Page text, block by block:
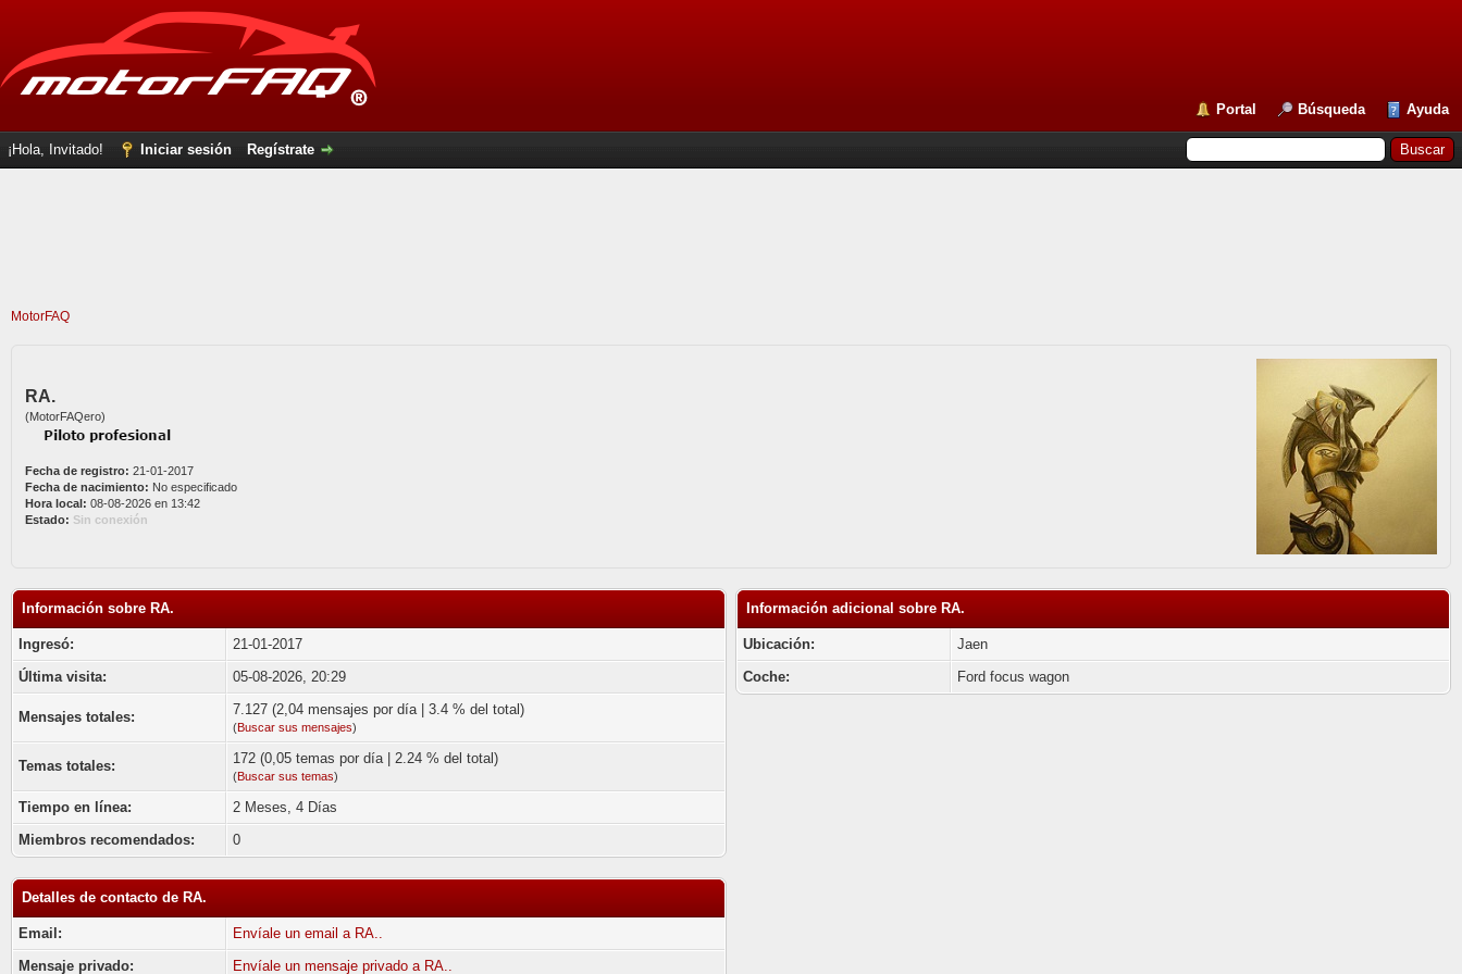
Portal Búsqueda Ayuda
¡Hola, Invitado! Iniciar sesión Regístrate
MotorFAQ
RA.
(MotorFAQero)
Fecha de registro: 21-01-2017
Fecha de nacimiento: No especificado
Hora local: 08-08-2026 en 13:42
Estado: Sin conexión
Información sobre RA.
Ingresó:
21-01-2017
Última visita:
05-08-2026, 20:29
Mensajes totales: 7.127 (2,04 mensajes por día | 3.4 % del total)
(Buscar sus mensajes)
Temas totales: 172 (0,05 temas por día | 2.24 % del total)
(Buscar sus temas)
Tiempo en línea:
2 Meses, 4 Días
Miembros recomendados:
0
Detalles de contacto de RA.
Email:
Envíale un email a RA..
Mensaje privado:
Envíale un mensaje privado a RA..
Información adicional sobre RA.
Ubicación:
Jaen
Coche:
Ford focus wagon